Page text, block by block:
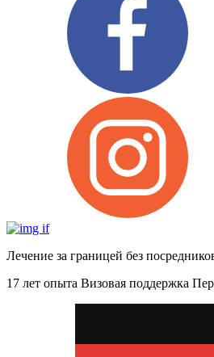
Лечение за границей без
17 лет опыта Визовая поддержка